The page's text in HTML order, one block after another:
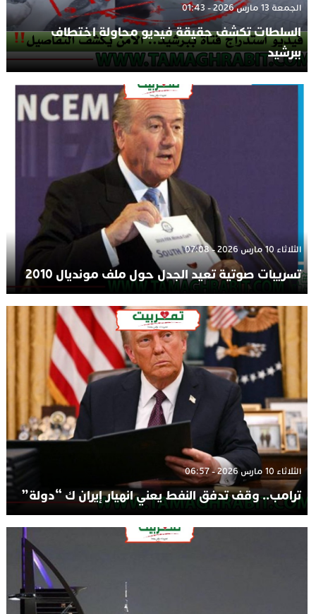
الجمعة 13 مارس 2026 - 01:43
السلطات تكشف حقيقة فيديو محاولة اختطاف
ببرشيد
الثلاثاء 10 مارس 2026 - 07:08
تسريبات صوتية تعيد الجدل حول ملف مونديال 2010
الثلاثاء 10 مارس 2026 - 06:57
ترامب.. وقف تدفق النفط يعني انهيار إيران ك “دولة”